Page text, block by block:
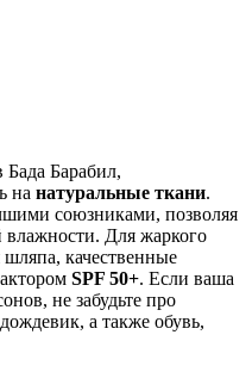
Бада Барабил,
на натуральные ткани.
союзниками, позволяя
Для жаркого
шляпа, качественные
SPF 50+. Если ваша
не забудьте про
а также обувь,